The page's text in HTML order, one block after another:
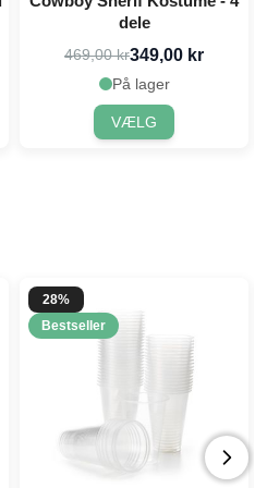
dele
469,00 kr349,00 kr
På lager
VÆLG
28%
Bestseller